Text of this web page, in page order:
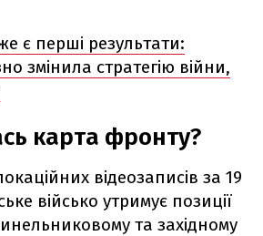
є перші результати:
змінила стратегію війни,
карта фронту?
відеозаписів за 19
військо утримує позиції
та західному